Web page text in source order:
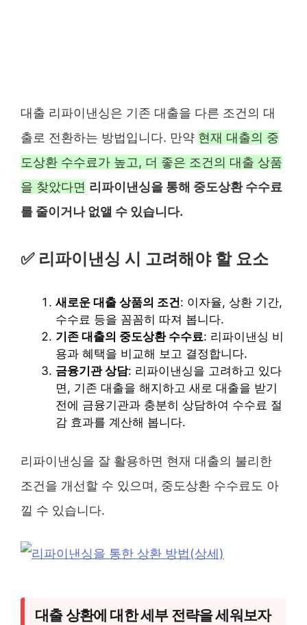
대출 리파이낸싱은 기존 대출을 다른 조건의 대
출로 전환하는 방법입니다. 만약 현재 대출의 중
도상환 수수료가 높고, 더 좋은 조건의 대출 상품
을 찾았다면 리파이낸싱을 통해 중도상환 수수료
를 줄이거나 없앨 수 있습니다.
✅ 리파이낸싱 시 고려해야 할 요소
새로운 대출 상품의 조건: 이자율, 상환 기간,
수수료 등을 꼼꼼히 따져 봅니다.
기존 대출의 중도상환 수수료: 리파이낸싱 비
용과 혜택을 비교해 보고 결정합니다.
금융기관 상담: 리파이낸싱을 고려하고 있다
면, 기존 대출을 해지하고 새로 대출을 받기
전에 금융기관과 충분히 상담하여 수수료 절
감 효과를 계산해 봅니다.
리파이낸싱을 잘 활용하면 현재 대출의 불리한
조건을 개선할 수 있으며, 중도상환 수수료도 아
낄 수 있습니다.
대출 상환에 대한 세부 전략을 세워보자